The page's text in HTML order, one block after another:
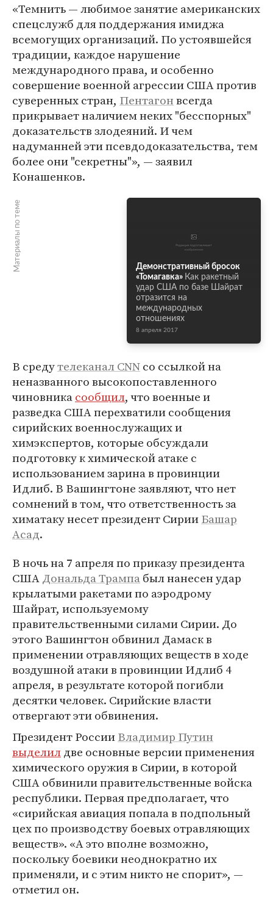
«Темнить — любимое занятие американских
спецслужб для поддержания имиджа
всемогущих организаций. По устоявшейся
традиции, каждое нарушение
международного права, и особенно
совершение военной агрессии США против
суверенных стран, Пентагонвсегда
прикрывает наличием неких "бесспорных"
доказательств злодеяний. И чем
надуманней эти псевдодоказательства, тем
более они "секретны"», — заявил
Конашенков.
Материалы по теме
Демонстративный бросок
«Томагавка» Как ракетный
удар США по базе Шайрат
отразится на
международных
отношениях
8 апреля 2017
В средутелеканал CNNсо ссылкой на
неназванного высокопоставленного
чиновникасообщил, что военные и
разведка США перехватили сообщения
сирийских военнослужащих и
химэкспертов, которые обсуждали
подготовку к химической атаке с
использованием зарина в провинции
Идлиб. В Вашингтоне заявляют, что нет
сомнений в том, что ответственность за
химатаку несет президент СирииБашар
Асад.
В ночь на 7 апреля по приказу президента
СШАДональда Трампабыл нанесен удар
крылатыми ракетами по аэродрому
Шайрат, используемому
правительственными силами Сирии. До
этого Вашингтон обвинил Дамаск в
применении отравляющих веществ в ходе
воздушной атаки в провинции Идлиб 4
апреля, в результате которой погибли
десятки человек. Сирийские власти
отвергают эти обвинения.
Президент РоссииВладимир Путин
выделилдве основные версии применения
химического оружия в Сирии, в которой
США обвинили правительственные войска
республики. Первая предполагает, что
«сирийская авиация попала в подпольный
цех по производству боевых отравляющих
веществ». «А это вполне возможно,
поскольку боевики неоднократно их
применяли, и с этим никто не спорит», —
отметил он.